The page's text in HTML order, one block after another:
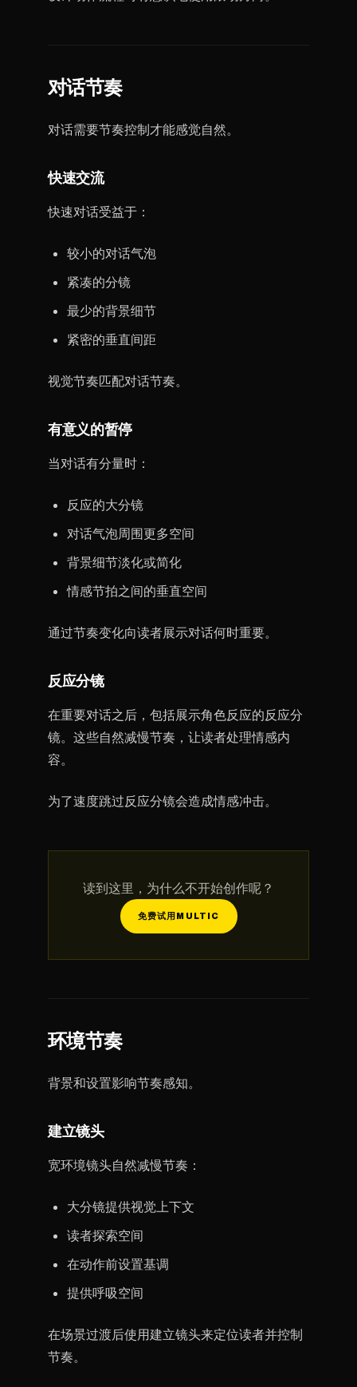
对话节奏
对话需要节奏控制才能感觉自然。
快速交流
快速对话受益于：
较小的对话气泡
紧凑的分镜
最少的背景细节
紧密的垂直间距
视觉节奏匹配对话节奏。
有意义的暂停
当对话有分量时：
反应的大分镜
对话气泡周围更多空间
背景细节淡化或简化
情感节拍之间的垂直空间
通过节奏变化向读者展示对话何时重要。
反应分镜
在重要对话之后，包括展示角色反应的反应分
镜。这些自然减慢节奏，让读者处理情感内
容。
为了速度跳过反应分镜会造成情感冲击。
读到这里，为什么不开始创作呢？
免费试用MULTIC
环境节奏
背景和设置影响节奏感知。
建立镜头
宽环境镜头自然减慢节奏：
大分镜提供视觉上下文
读者探索空间
在动作前设置基调
提供呼吸空间
在场景过渡后使用建立镜头来定位读者并控制
节奏。